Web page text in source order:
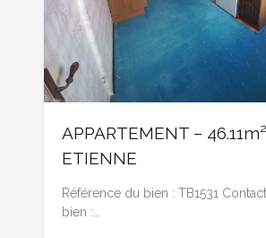
APPARTEMENT –
ETIENNE
Référence du bien : TB1531
bien :…